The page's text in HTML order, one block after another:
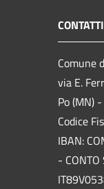
CONTATTI
Comune
via E.
Po (MN)
Codice
IBAN:
- CONTO